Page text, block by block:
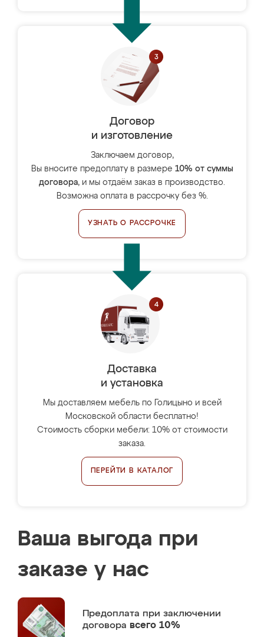
Договор
и изготовление
Заключаем договор,
Вы вносите предоплату в размере 10% от суммы
договора, и мы отдаём заказ в производство.
Возможна оплата в рассрочку без %.
УЗНАТЬ О РАССРОЧКЕ
Доставка
и установка
Мы доставляем мебель по Голицыно и всей
Московской области бесплатно!
Стоимость сборки мебели: 10% от стоимости
заказа.
ПЕРЕЙТИ В КАТАЛОГ
Ваша выгода при
заказе у нас
Предоплата при заключении
договора всего 10%